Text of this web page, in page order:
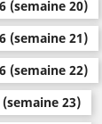
(semaine 20)
(semaine 21)
(semaine 22)
23)